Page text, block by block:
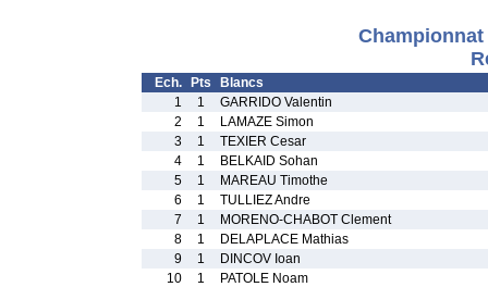
Championnat
Ech. Pts
Blancs
1
1
GARRIDO Valentin
2
1
LAMAZE Simon
3
1
TEXIER Cesar
4
1
BELKAID Sohan
5
1
MAREAU Timothe
6
1
TULLIEZ Andre
7
1
MORENO-CHABOT Clement
8
1
DELAPLACE Mathias
9
1
DINCOV Ioan
10
1
PATOLE Noam